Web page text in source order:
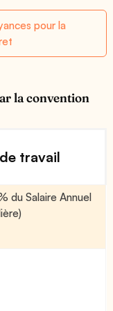
pour la
la convention
travail
du Salaire Annuel